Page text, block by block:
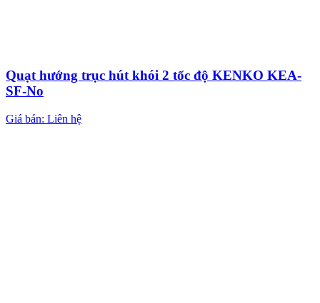
Quạt hướng trục hút khói 2 tốc độ KENKO KEA-
SF-No
Giá bán: Liên hệ